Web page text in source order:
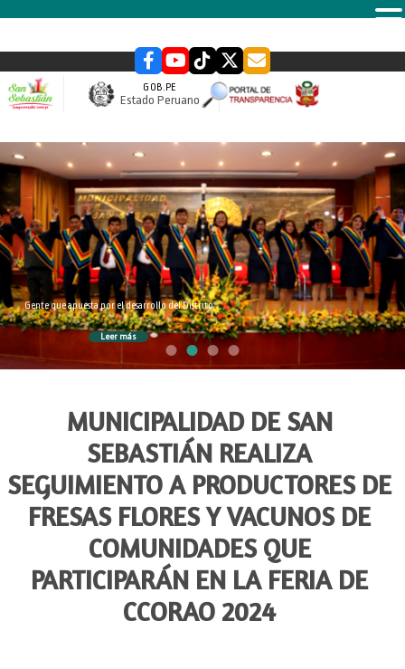
GOB.PE
Estado Peruano
slider
Gente que apuesta por el desarrollo del Distrito
Leer más
MUNICIPALIDAD DE SAN
SEBASTIÁN REALIZA
SEGUIMIENTO A PRODUCTORES DE
FRESAS FLORES Y VACUNOS DE
COMUNIDADES QUE
PARTICIPARÁN EN LA FERIA DE
CCORAO 2024